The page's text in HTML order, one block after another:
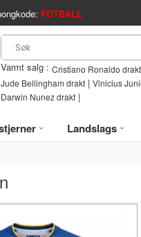
FOTBALL
Varmt salg : Cristiano Ronaldo drakt
Jude Bellingham drakt | Vinicius
Darwin Nunez drakt |
Landslags